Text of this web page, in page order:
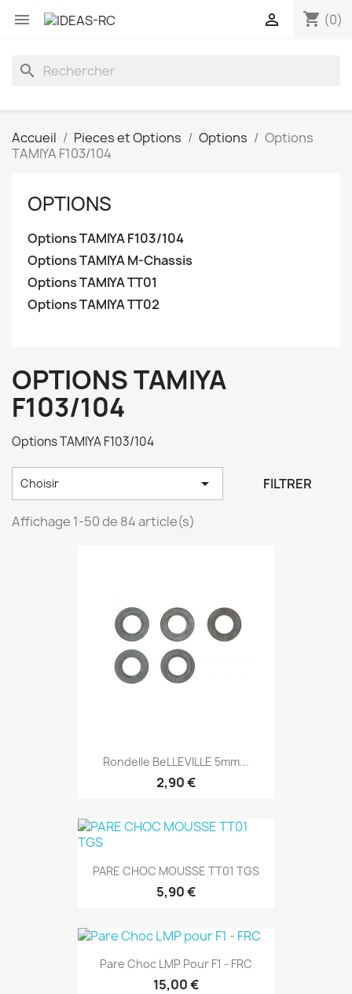
 shopping_cart (0)

search
Accueil Pieces et Options Options
Options
TAMIYA F103/104
OPTIONS
Options TAMIYA F103/104
Options TAMIYA M-Chassis
Options TAMIYA TT01
Options TAMIYA TT02
OPTIONS TAMIYA
F103/104
Options TAMIYA F103/104
Choisir  FILTRER
Affichage 1-50 de 84 article(s)
Rondelle BeLLEVILLE 5mm...
2,90 €
PARE CHOC MOUSSE TT01 TGS
5,90 €
Pare Choc LMP Pour F1 - FRC
15,00 €